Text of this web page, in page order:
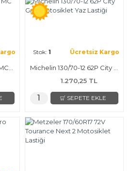
Eurogrip 100/80-17 52P MC Motosiklet Lastiği
Stok: 1 Ücretsiz Kargo
Michelin 130/70-12 62P City Grip Motosiklet Yaz Lastiği
1.270,25 TL
SEPETE EKLE